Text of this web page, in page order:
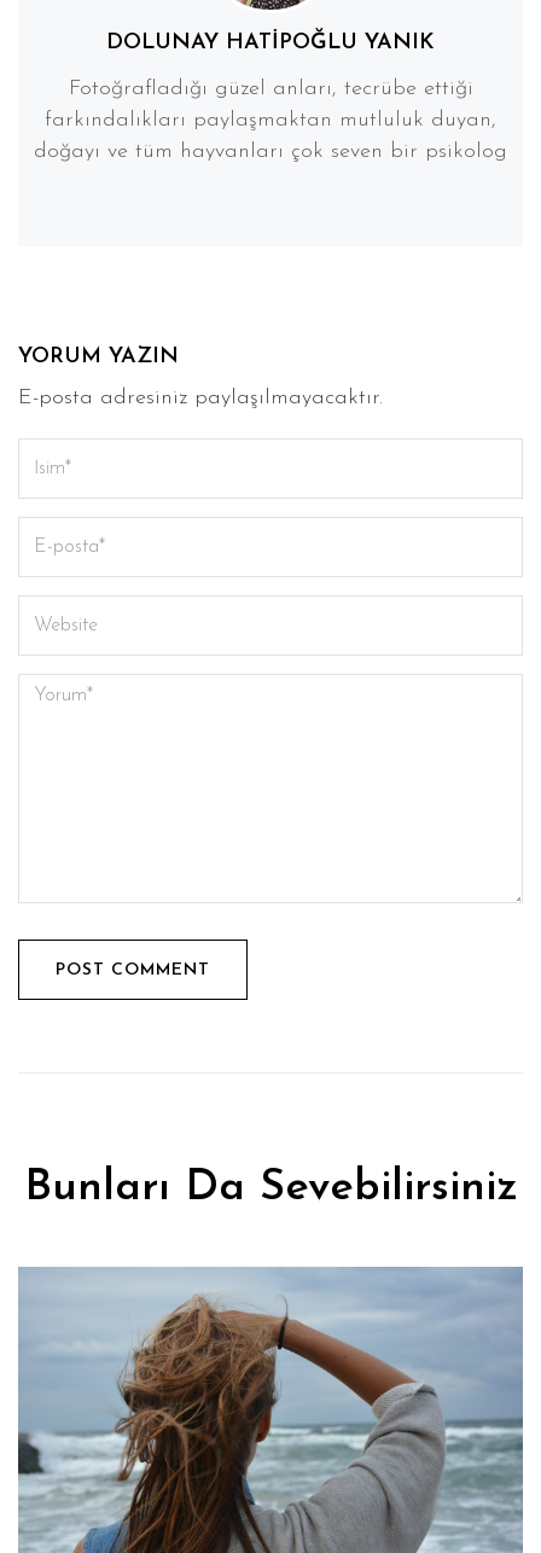
DOLUNAY HATIPOĞLU YANIK
Fotoğrafladığı güzel anları, tecrübe ettiği
farkındalıkları paylaşmaktan mutluluk duyan,
doğayı ve tüm hayvanları çok seven bir psikolog
YORUM YAZIN
E-posta adresiniz paylaşılmayacaktır.
Bunları Da Sevebilirsiniz